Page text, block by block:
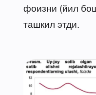
фоизни (йил
ташкил этди.